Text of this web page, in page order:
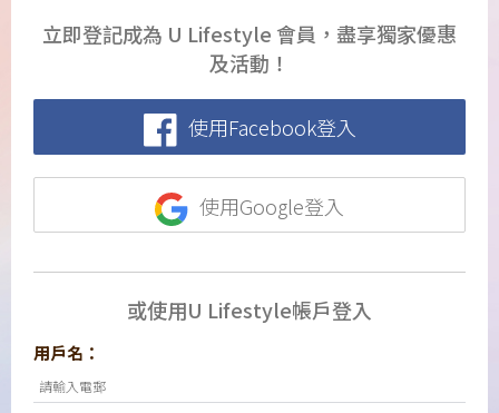
立即登記成為 U Lifestyle 會員，盡享獨家優惠
及活動！
使用Facebook登入
使用Google登入
或使用U Lifestyle帳戶登入
用戶名：